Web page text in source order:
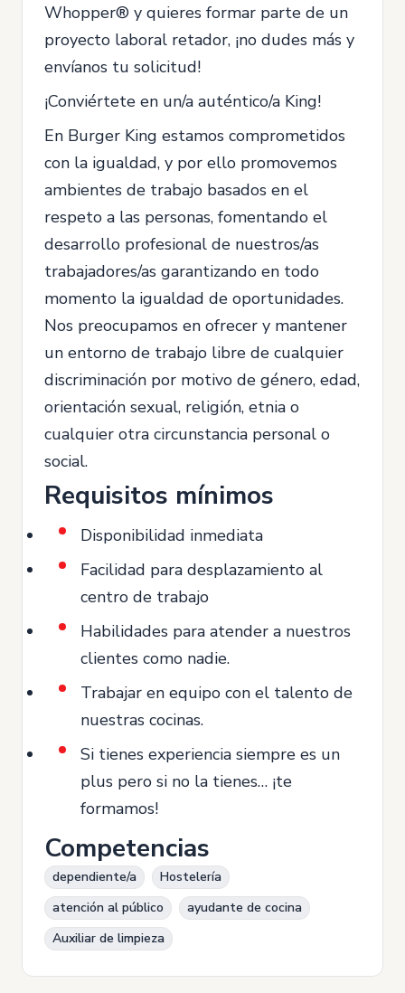
Whopper® y quieres formar parte de un
proyecto laboral retador, ¡no dudes más y
envíanos tu solicitud!
¡Conviértete en un/a auténtico/a King!
En Burger King estamos comprometidos
con la igualdad, y por ello promovemos
ambientes de trabajo basados en el
respeto a las personas, fomentando el
desarrollo profesional de nuestros/as
trabajadores/as garantizando en todo
momento la igualdad de oportunidades.
Nos preocupamos en ofrecer y mantener
un entorno de trabajo libre de cualquier
discriminación por motivo de género, edad,
orientación sexual, religión, etnia o
cualquier otra circunstancia personal o
social.
Requisitos mínimos
Disponibilidad inmediata
Facilidad para desplazamiento al
centro de trabajo
Habilidades para atender a nuestros
clientes como nadie.
Trabajar en equipo con el talento de
nuestras cocinas.
Si tienes experiencia siempre es un
plus pero si no la tienes… ¡te
formamos!
Competencias
dependiente/a
Hostelería
atención al público
ayudante de cocina
Auxiliar de limpieza